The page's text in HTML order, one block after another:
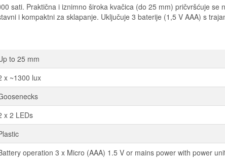
sati. Praktična i iznimno široka kvačica (do 25 mm) pričvršćuje
i kompaktni za sklapanje. Uključuje 3 baterije (1,5 V AAA) s
to 25 mm
x ~1300 lux
x 2 LEDs
operation 3 x Micro (AAA) 1.5 V or mains power with power